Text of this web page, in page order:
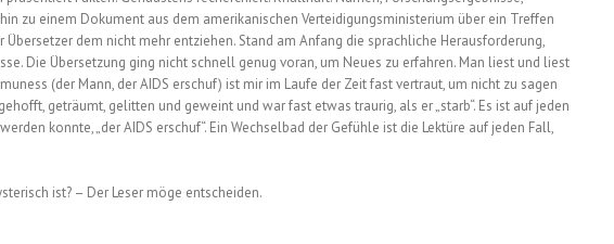
zu einem Dokument aus dem amerikanischen Verteidigungsministerium über ein Treffen
dem nicht mehr entziehen. Stand am Anfang die sprachliche Herausforderung,
Die Übersetzung ging nicht schnell genug voran, um Neues zu erfahren. Man liest und liest
(der Mann, der AIDS erschuf) ist mir im Laufe der Zeit fast vertraut, um nicht zu sagen
geträumt, gelitten und geweint und war fast etwas traurig, als er „starb“. Es ist auf jeden
konnte, „der AIDS erschuf“. Ein Wechselbad der Gefühle ist die Lektüre auf jeden Fall,
ist? – Der Leser möge entscheiden.